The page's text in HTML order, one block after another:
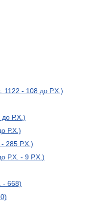
1122 - 108 до Р.Х.)
Р.Х.)
Р.Х.)
285 Р.Х.)
Р.Х. - 9 Р.Х.)
- 668)